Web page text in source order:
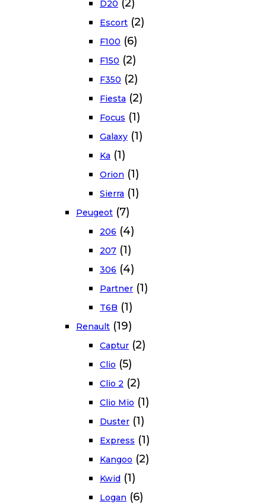
D20 (2)
Escort (2)
F100 (6)
F150 (2)
F350 (2)
Fiesta (2)
Focus (1)
Galaxy (1)
Ka (1)
Orion (1)
Sierra (1)
Peugeot (7)
206 (4)
207 (1)
306 (4)
Partner (1)
T6B (1)
Renault (19)
Captur (2)
Clio (5)
Clio 2 (2)
Clio Mio (1)
Duster (1)
Express (1)
Kangoo (2)
Kwid (1)
Logan (6)